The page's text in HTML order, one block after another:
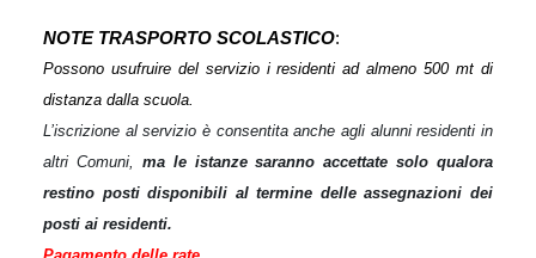
NOTE TRASPORTO SCOLASTICO:
Possono usufruire del servizio i residenti ad almeno 500 mt di
distanza dalla scuola.
L’iscrizione al servizio è consentita anche agli alunni residenti in
altri Comuni, ma le istanze saranno accettate solo qualora
restino posti disponibili al termine delle assegnazioni dei
posti ai residenti.